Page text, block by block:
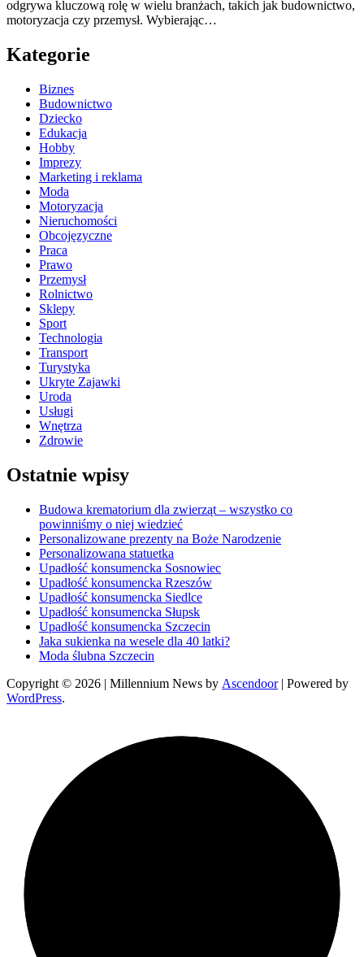
odgrywa kluczową rolę w wielu branżach, takich jak budownictwo,
motoryzacja czy przemysł. Wybierając…
Kategorie
Biznes
Budownictwo
Dziecko
Edukacja
Hobby
Imprezy
Marketing i reklama
Moda
Motoryzacja
Nieruchomości
Obcojęzyczne
Praca
Prawo
Przemysł
Rolnictwo
Sklepy
Sport
Technologia
Transport
Turystyka
Ukryte Zajawki
Uroda
Usługi
Wnętrza
Zdrowie
Ostatnie wpisy
Budowa krematorium dla zwierząt – wszystko co
powinniśmy o niej wiedzieć
Personalizowane prezenty na Boże Narodzenie
Personalizowana statuetka
Upadłość konsumencka Sosnowiec
Upadłość konsumencka Rzeszów
Upadłość konsumencka Siedlce
Upadłość konsumencka Słupsk
Upadłość konsumencka Szczecin
Jaka sukienka na wesele dla 40 latki?
Moda ślubna Szczecin
Copyright © 2026 | Millennium News by Ascendoor| Powered by
WordPress.